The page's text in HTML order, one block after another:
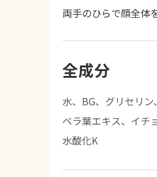
両手のひらで顔全体
全成分
水、BG、グリセリ
ベラ葉エキス、イチ
水酸化K